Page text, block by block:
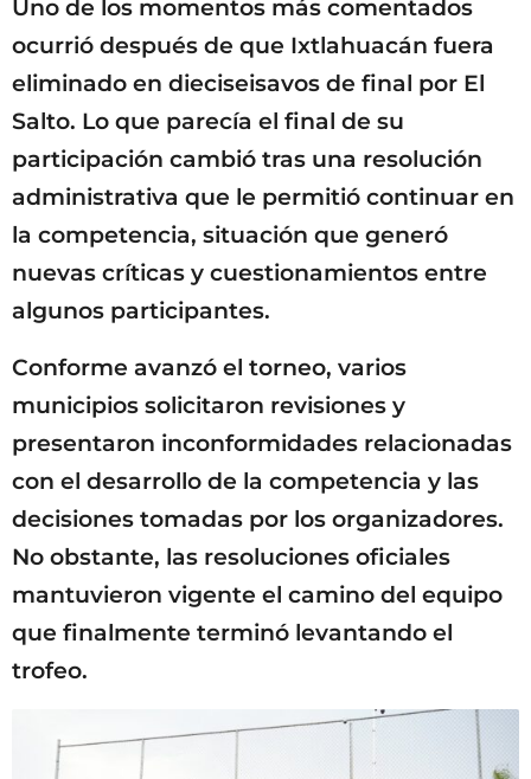
Uno de los momentos más comentados
ocurrió después de que Ixtlahuacán fuera
eliminado en dieciseisavos de final por El
Salto. Lo que parecía el final de su
participación cambió tras una resolución
administrativa que le permitió continuar en
la competencia, situación que generó
nuevas críticas y cuestionamientos entre
algunos participantes.
Conforme avanzó el torneo, varios
municipios solicitaron revisiones y
presentaron inconformidades relacionadas
con el desarrollo de la competencia y las
decisiones tomadas por los organizadores.
No obstante, las resoluciones oficiales
mantuvieron vigente el camino del equipo
que finalmente terminó levantando el
trofeo.